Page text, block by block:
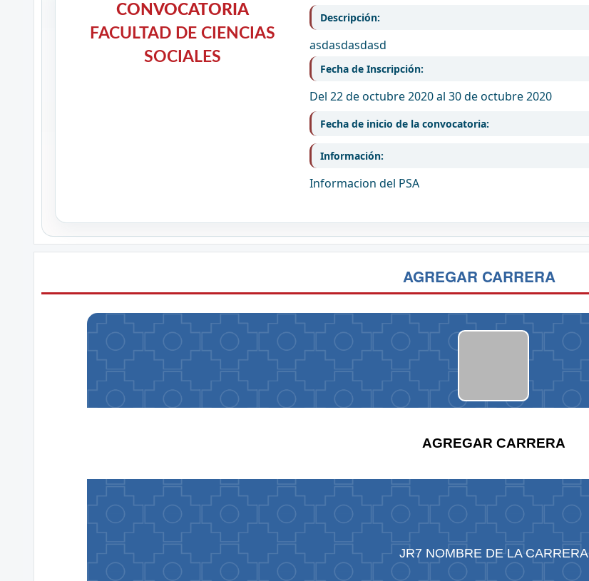
CONVOCATORIA
FACULTAD DE CIENCIAS
SOCIALES
CONVOCATORIA
PRUEBA DE SUFICIENCIA
ACADEMIA
Descripción:
asdasdasdasd
Fecha de Inscripción:
Del 22 de octubre 2020al 30 de octubre 2020
Fecha de inicio de la convocatoria:
Información:
Informacion del PSA
AGREGAR CARRERA
AGREGAR CARRERA
JR7 NOMBRE DE LA CARRERA